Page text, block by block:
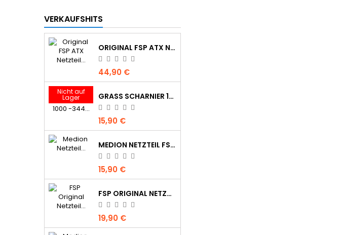
VERKAUFSHITS
ORIGINAL FSP ATX NETZTEIL MODELL FSP350-40EMDN MIT 350 WATT. 14POL.
44,90 €
Nicht auf
Lager GRASS SCHARNIER 1000 -344 SERIE 95° MIT FEDER
15,90 €
MEDION NETZTEIL FSP045-REBN2 3PIN 45W 19V 2,37A 5,5MM X 2,5MM NEU
15,90 €
FSP ORIGINAL NETZTEIL FSP045-RECN2, 9NA0451102, 19V 2.37A 45W MIT STECKER 5.5 X 2.5MM
19,90 €